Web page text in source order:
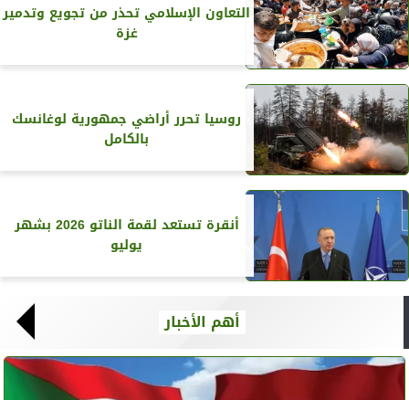
التعاون الإسلامي تحذر من تجويع وتدمير
غزة
روسيا تحرر أراضي جمهورية لوغانسك
بالكامل
أنقرة تستعد لقمة الناتو 2026 بشهر
يوليو
أهم الأخبار